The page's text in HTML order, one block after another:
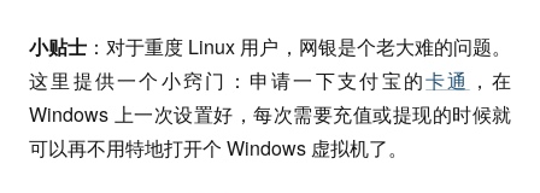
小贴士 ：对于重度 Linux 用户，网银是个老大难的问题。
这里提供一个小窍门：申请一下支付宝的卡通 ，在
Windows 上一次设置好，每次需要充值或提现的时候就
可以再不用特地打开个 Windows 虚拟机了。